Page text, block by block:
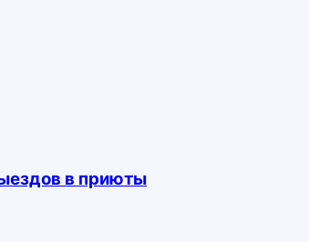
в приюты